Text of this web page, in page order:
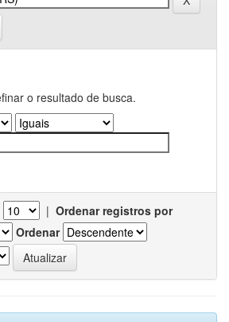
o resultado de busca.
| Ordenar registros por
Ordenar